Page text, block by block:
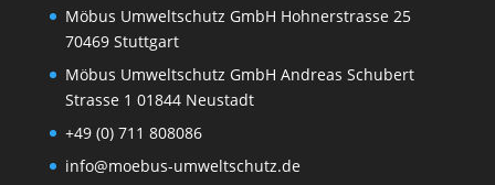
Möbus Umweltschutz GmbH Hohnerstrasse 25
70469 Stuttgart
Möbus Umweltschutz GmbH Andreas Schubert
Strasse 1 01844 Neustadt
+49 (0) 711 808086
info@moebus-umweltschutz.de